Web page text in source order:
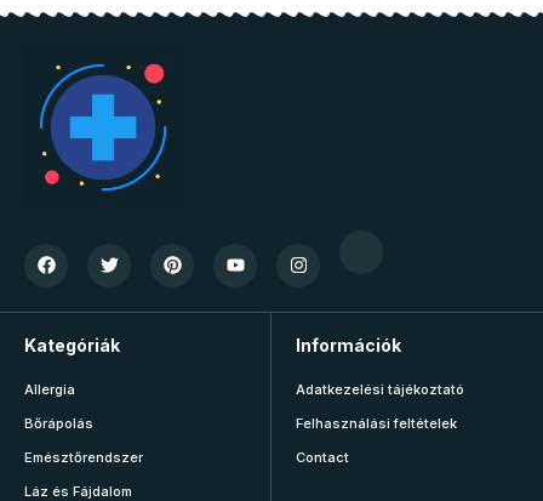
Kategóriák
Allergia
Bőrápolás
Emésztőrendszer
Láz és Fájdalom
Információk
Adatkezelési tájékoztató
Felhasználási feltételek
Contact